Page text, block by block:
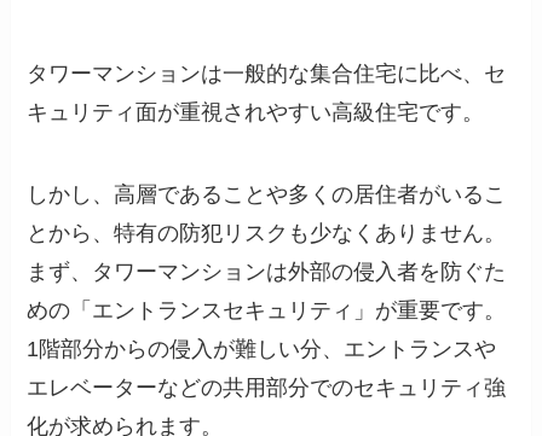
タワーマンションは一般的な集合住宅に比べ、セ
キュリティ面が重視されやすい高級住宅です。
しかし、高層であることや多くの居住者がいるこ
とから、特有の防犯リスクも少なくありません。
まず、タワーマンションは外部の侵入者を防ぐた
めの「エントランスセキュリティ」が重要です。
1階部分からの侵入が難しい分、エントランスや
エレベーターなどの共用部分でのセキュリティ強
化が求められます。